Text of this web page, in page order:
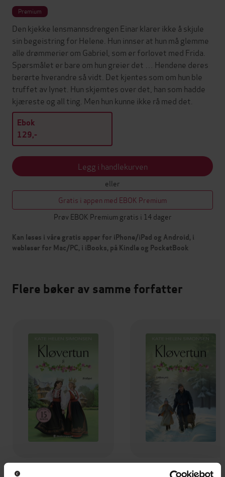
Premium
Den kjekke lensmannsdrengen Einar klarer ikke å skjule
sin begeistring for Helene. Hun innser at hun må glemme
alle drømmerier om Gabriel, som er forlovet med Frida.
Spørsmålet er bare om hun greier det … Hendene deres
berørte hverandre så vidt. Det kjentes som om hun ble
truffet av lynet. Hun skjemtes over det, han som hadde
kjæreste og all ting. Men hun kunne ikke rå med det.
Ebok
129,-
Legg i handlekurven
eller
Gratis i appen med EBOK Premium
Prøv EBOK Premium gratis i 14 dager
Kan leses i våre gratis apper for iPhone/iPad og Android, i
webleser for Mac/PC, i iBooks, på Kindle og PocketBook
Flere bøker av samme forfatter
129,-